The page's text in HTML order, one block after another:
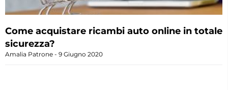
Come acquistare ricambi auto online in totale
sicurezza?
Amalia Patrone 9 Giugno 2020